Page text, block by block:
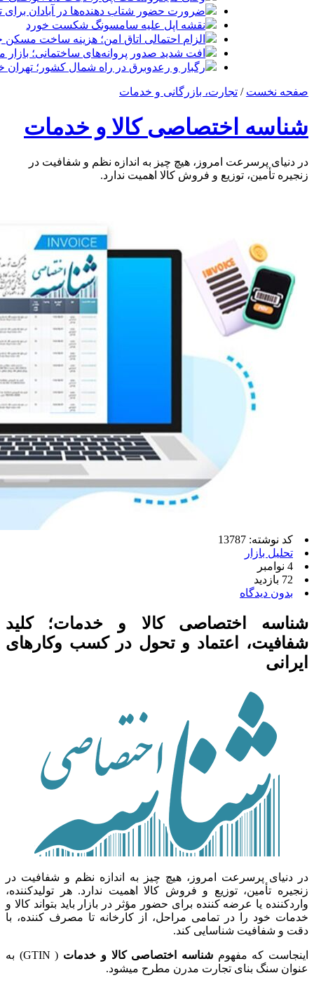
ضرورت حضور شتاب ‌دهنده‌ها در آبادان
نقشه اپل علیه سامسونگ شکست خورد
الزام احتمالی اتاق امن؛ هزینه ساخت مسکن
افت شدید صدور پروانه‌های ساختمانی؛
رگبار و رعدوبرق در راه شمال کشور؛
صفحه نخست / تجارت، بازرگانی و خدمات
شناسه اختصاصی کالا و خدمات
در دنیای پرسرعت امروز، هیچ چیز به اندازه نظم و شفافیت در
زنجیره تأمین، توزیع و فروش کالا اهمیت ندارد.
کد نوشته: 13787
تحلیل بازار
4 نوامبر
72 بازدید
بدون دیدگاه
شناسه اختصاصی کالا و خدمات؛ کلید
شفافیت، اعتماد و تحول در کسب وکارهای
ایرانی
در دنیای پرسرعت امروز، هیچ چیز به اندازه نظم و شفافیت در
زنجیره تأمین، توزیع و فروش کالا اهمیت ندارد. هر تولیدکننده،
واردکننده یا عرضه کننده برای حضور مؤثر در بازار باید بتواند کالا و
خدمات خود را در تمامی مراحل، از کارخانه تا مصرف کننده، با
دقت و شفافیت شناسایی کند.
اینجاست که مفهومشناسه اختصاصی کالا و خدمات
( GTIN) به
عنوان سنگ بنای تجارت مدرن مطرح میشود.